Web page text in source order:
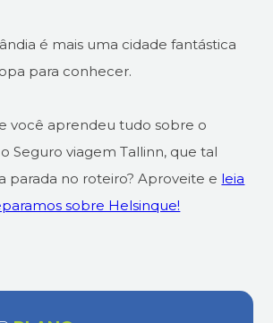
é mais uma cidade fantástica
para conhecer.
você aprendeu tudo sobre o
Seguro viagem Tallinn, que tal
parada no roteiro? Aproveite e leia
sobre Helsinque!